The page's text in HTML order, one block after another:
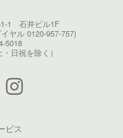
1 石井ビル1F
ヤル 0120-957-757)
5018
日祝を除く）
ビス